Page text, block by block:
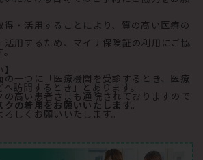
・活用することにより、質の高い医療の
活用するため、マイナ保険証の利用にご協
。
の一つに「医療機関を受診するとき、医療
訪問するとき」とあります。
高い患者さまも通院されておりますので
の着用をお願いいたします。
しくお願いいたします。